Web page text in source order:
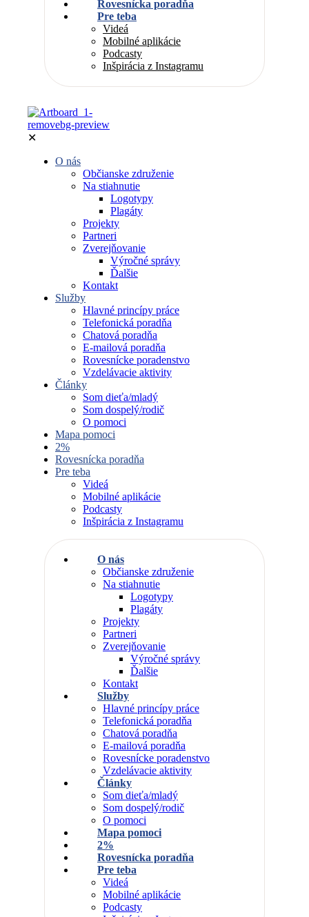
Rovesnícka poradňa
Pre teba
Videá
Mobilné aplikácie
Podcasty
Inšpirácia z Instagramu
✕
O nás
Občianske združenie
Na stiahnutie
Logotypy
Plagáty
Projekty
Partneri
Zverejňovanie
Výročné správy
Ďalšie
Kontakt
Služby
Hlavné princípy práce
Telefonická poradňa
Chatová poradňa
E-mailová poradňa
Rovesnícke poradenstvo
Vzdelávacie aktivity
Články
Som dieťa/mladý
Som dospelý/rodič
O pomoci
Mapa pomoci
2%
Rovesnícka poradňa
Pre teba
Videá
Mobilné aplikácie
Podcasty
Inšpirácia z Instagramu
O nás
Občianske združenie
Na stiahnutie
Logotypy
Plagáty
Projekty
Partneri
Zverejňovanie
Výročné správy
Ďalšie
Kontakt
Služby
Hlavné princípy práce
Telefonická poradňa
Chatová poradňa
E-mailová poradňa
Rovesnícke poradenstvo
Vzdelávacie aktivity
Články
Som dieťa/mladý
Som dospelý/rodič
O pomoci
Mapa pomoci
2%
Rovesnícka poradňa
Pre teba
Videá
Mobilné aplikácie
Podcasty